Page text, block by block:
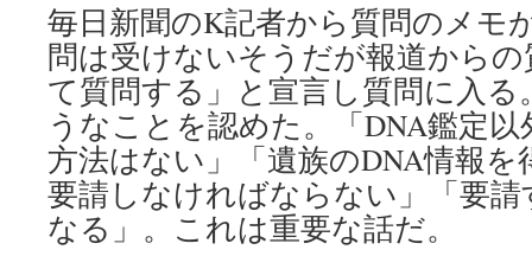
毎日新聞のK記者から質問のメモ
問は受けないそうだが報道から
て質問する」と宣言し質問に入
うなことを認めた。「DNA鑑定
方法はない」「遺族のDNA情報
要請しなければならない」「要
なる」。これは重要な話だ。